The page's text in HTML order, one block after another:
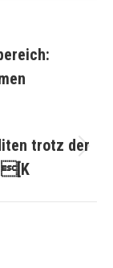
trotz der
[K